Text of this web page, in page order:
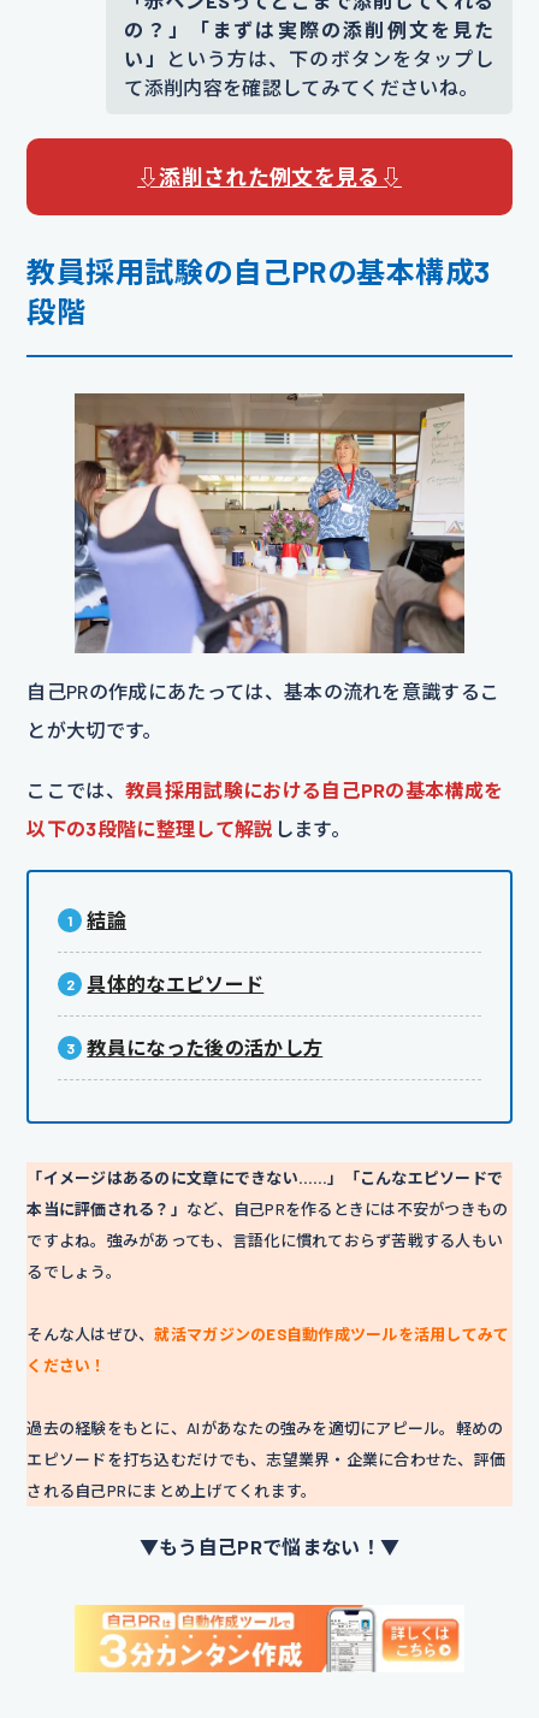
の？」「まずは実際の添削例文を見た
い」
という方は、下のボタンをタップし
て添削内容を確認してみてくださいね。
⇩添削された例文を見る⇩
教員採用試験の自己PRの基本構成3
段階
自己PRの作成にあたっては、基本の流れを意識するこ
とが大切です。
ここでは、 教員採用試験における自己PRの基本構成を
以下の3段階に整理して解説 します。
結論
具体的なエピソード
教員になった後の活かし方
「イメージはあるのに文章にできない……」「こんなエピソードで
本当に評価される？」 など、自己PRを作るときには不安がつきもの
ですよね。強みがあっても、言語化に慣れておらず苦戦する人もい
るでしょう。
そんな人はぜひ、就活マガジンのES自動作成ツールを活用してみて
ください！
過去の経験をもとに、AIがあなたの強みを適切にアピール。軽めの
エピソードを打ち込むだけでも、志望業界・企業に合わせた、評価
される自己PRにまとめ上げてくれます。
▼もう自己PRで悩まない！▼